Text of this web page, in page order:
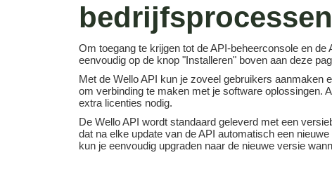
Om toegang te krijgen tot de API-beheerconsole en de
eenvoudig op de knop "Installeren" boven aan deze
Met de Wello API kun je zoveel gebruikers aanmaken
om verbinding te maken met je software oplossingen.
extra licenties nodig.
De Wello API wordt standaard geleverd met een
dat na elke update van de API automatisch een
kun je eenvoudig upgraden naar de nieuwe versie